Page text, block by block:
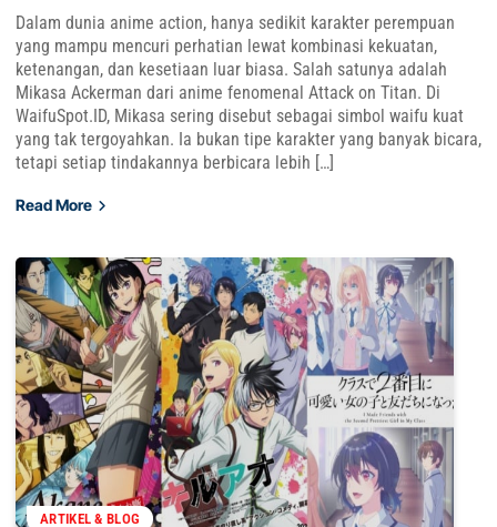
Dalam dunia anime action, hanya sedikit karakter perempuan
yang mampu mencuri perhatian lewat kombinasi kekuatan,
ketenangan, dan kesetiaan luar biasa. Salah satunya adalah
Mikasa Ackerman dari anime fenomenal Attack on Titan. Di
WaifuSpot.ID, Mikasa sering disebut sebagai simbol waifu kuat
yang tak tergoyahkan. Ia bukan tipe karakter yang banyak bicara,
tetapi setiap tindakannya berbicara lebih […]
Read More
ARTIKEL & BLOG